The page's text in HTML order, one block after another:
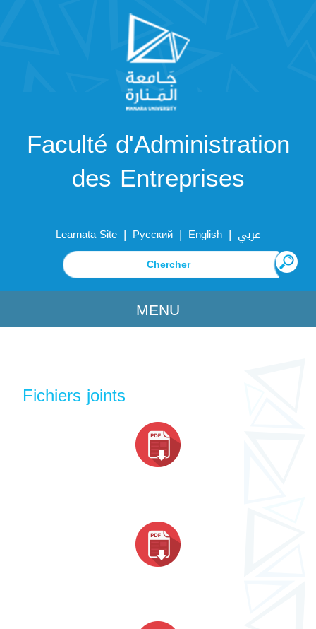
Faculté d'Administration
des Entreprises
Learnata Site | Русский | English | عربي
MENU
Fichiers joints